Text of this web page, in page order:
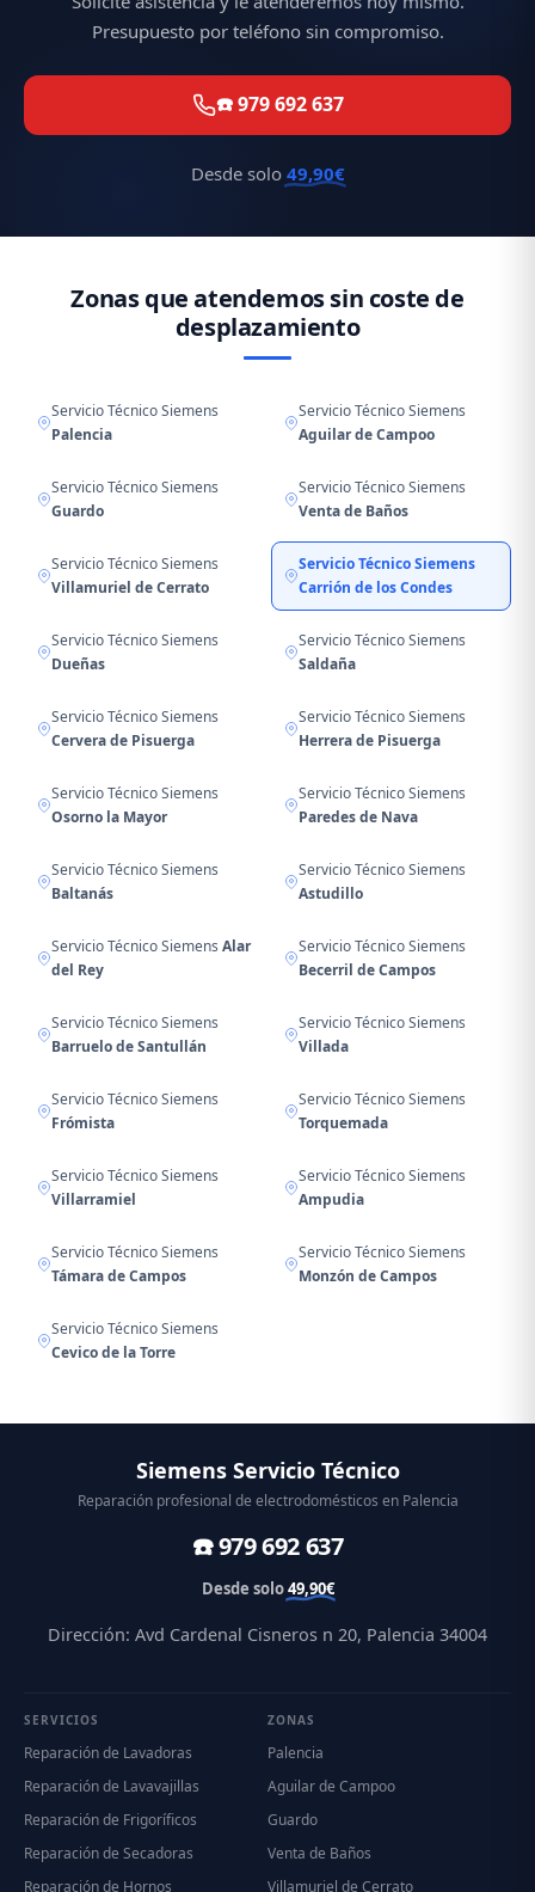
Presupuesto por teléfono sin compromiso.
☎️ 979 692 637
Desde solo 49,90€
Zonas que atendemos sin coste de
desplazamiento
Servicio Técnico Siemens
Palencia
Servicio Técnico Siemens
Aguilar de Campoo
Servicio Técnico Siemens
Guardo
Servicio Técnico Siemens
Venta de Baños
Servicio Técnico Siemens
Villamuriel de Cerrato
Servicio Técnico Siemens
Carrión de los Condes
Servicio Técnico Siemens
Dueñas
Servicio Técnico Siemens
Saldaña
Servicio Técnico Siemens
Cervera de Pisuerga
Servicio Técnico Siemens
Herrera de Pisuerga
Servicio Técnico Siemens
Osorno la Mayor
Servicio Técnico Siemens
Paredes de Nava
Servicio Técnico Siemens
Baltanás
Servicio Técnico Siemens
Astudillo
Servicio Técnico Siemens Alar
del Rey
Servicio Técnico Siemens
Becerril de Campos
Servicio Técnico Siemens
Barruelo de Santullán
Servicio Técnico Siemens
Villada
Servicio Técnico Siemens
Frómista
Servicio Técnico Siemens
Torquemada
Servicio Técnico Siemens
Villarramiel
Servicio Técnico Siemens
Ampudia
Servicio Técnico Siemens
Támara de Campos
Servicio Técnico Siemens
Monzón de Campos
Servicio Técnico Siemens
Cevico de la Torre
Siemens Servicio Técnico
Reparación profesional de electrodomésticos en Palencia
☎️ 979 692 637
Desde solo49,90€
Dirección: Avd Cardenal Cisneros n 20, Palencia 34004
SERVICIOS
Reparación de Lavadoras
Reparación de Lavavajillas
Reparación de Frigoríficos
Reparación de Secadoras
Reparación de Hornos
ZONAS
Palencia
Aguilar de Campoo
Guardo
Venta de Baños
Villamuriel de Cerrato